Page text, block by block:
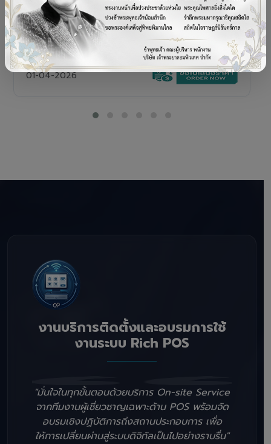
POS TERMINAL
SENOR V+5s
เครื่อง POS All-in-One Touch Screen ดีไซน์พรีเมียม
01-04-2026
งานบริการติดตั้งและอบรมการใช้
งานระบบ Rich POS
"มั่นใจในทุกขั้นตอนด้วยบริการ On-site Service
จากทีมงานผู้เชี่ยวชาญเฉพาะด้าน POS พร้อมจัด
อบรมเชิงปฏิบัติการถึงสถานประกอบการ เพื่อ
ให้การเปลี่ยนผ่านสู่ระบบดิจิทัลเป็นไปอย่างราบรื่น"